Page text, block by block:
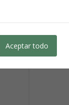
Aceptar todo